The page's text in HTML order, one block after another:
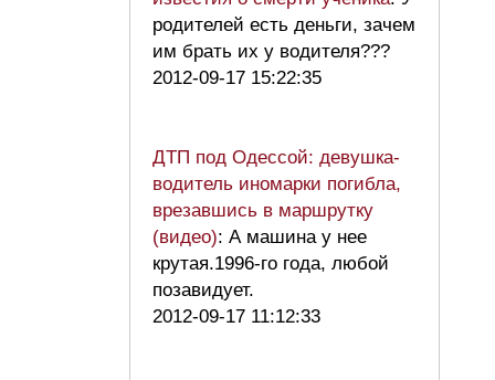
родителей есть деньги, зачем
им брать их у водителя???
2012-09-17 15:22:35
ДТП под Одессой: девушка-
водитель иномарки погибла,
врезавшись в маршрутку
(видео): А машина у нее
крутая.1996-го года, любой
позавидует.
2012-09-17 11:12:33